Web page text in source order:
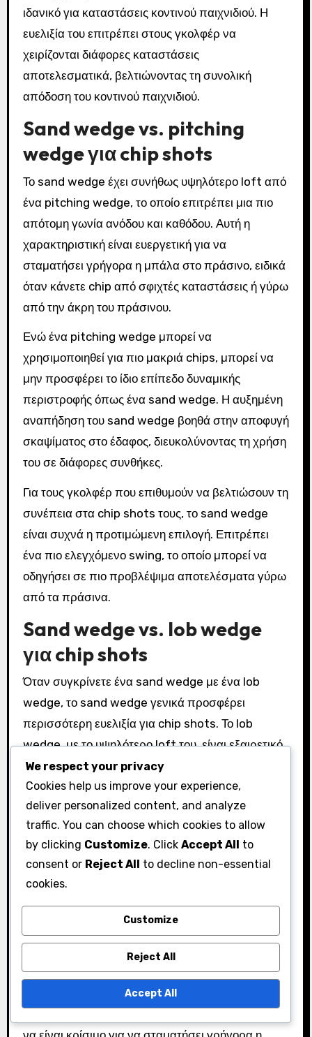
ιδανικό για καταστάσεις κοντινού παιχνιδιού. Η
ευελιξία του επιτρέπει στους γκολφέρ να
χειρίζονται διάφορες καταστάσεις
αποτελεσματικά, βελτιώνοντας τη συνολική
απόδοση του κοντινού παιχνιδιού.
Sand wedge vs. pitching
wedge για chip shots
Το sand wedge έχει συνήθως υψηλότερο loft από
ένα pitching wedge, το οποίο επιτρέπει μια πιο
απότομη γωνία ανόδου και καθόδου. Αυτή η
χαρακτηριστική είναι ευεργετική για να
σταματήσει γρήγορα η μπάλα στο πράσινο, ειδικά
όταν κάνετε chip από σφιχτές καταστάσεις ή γύρω
από την άκρη του πράσινου.
Ενώ ένα pitching wedge μπορεί να
χρησιμοποιηθεί για πιο μακριά chips, μπορεί να
μην προσφέρει το ίδιο επίπεδο δυναμικής
περιστροφής όπως ένα sand wedge. Η αυξημένη
αναπήδηση του sand wedge βοηθά στην αποφυγή
σκαψίματος στο έδαφος, διευκολύνοντας τη χρήση
του σε διάφορες συνθήκες.
Για τους γκολφέρ που επιθυμούν να βελτιώσουν τη
συνέπεια στα chip shots τους, το sand wedge
είναι συχνά η προτιμώμενη επιλογή. Επιτρέπει
ένα πιο ελεγχόμενο swing, το οποίο μπορεί να
οδηγήσει σε πιο προβλέψιμα αποτελέσματα γύρω
από τα πράσινα.
Sand wedge vs. lob wedge
για chip shots
Όταν συγκρίνετε ένα sand wedge με ένα lob
wedge, το sand wedge γενικά προσφέρει
περισσότερη ευελιξία για chip shots. Το lob
wedge, με το υψηλότερο loft του, είναι εξαιρετικό
για πολύ κοντά, ψηλά χτυπήματα, αλλά μπορεί να
είναι λιγότερο συγχωρητικό σε πιο μακριά chips.
και ελέγχου, καθιστώντας το κατάλληλο για μια
σειρά αποστάσεων. Αυτό το κλαμπ μπορεί να
χειριστεί διάφορες καταστάσεις, είτε βρίσκεστε
αξιόπιστη επιλογή για τις περισσότερες
καταστάσεις chip.
Επιπλέον, ο σχεδιασμός του sand wedge
επιτρέπει καλύτερο έλεγχο της περιστροφής σε
We respect your privacy
Cookies help us improve your experience,
deliver personalized content, and analyze
traffic. You can choose which cookies to allow
by clicking Customize. Click Accept All to
consent or Reject All to decline non-essential
cookies.
Customize
Reject All
Accept All